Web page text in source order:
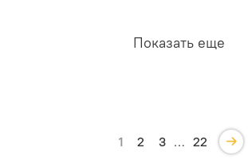
Показать еще
1 2 3 … 22